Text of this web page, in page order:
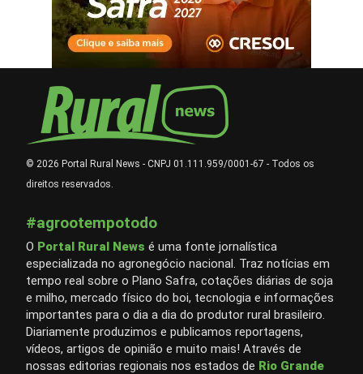
© 2026 Portal Rural News - CNPJ 01.111.959/0001-67 - Todos os
direitos reservados.
#agrootempotodo
O Portal Rural News é uma fonte jornalística
especializada no agronegócio nacional. Traz notícias em
tempo real sobre o Plano Safra, cotações diárias de soja
e milho, mercado físico do boi, tecnologia e informações
importantes para o dia a dia do produtor rural brasileiro.
Diariamente produzimos e publicamos reportagens,
vídeos, artigos de opinião e muito mais! Através de
nossas editorias regionais nos estados de Rio Grande